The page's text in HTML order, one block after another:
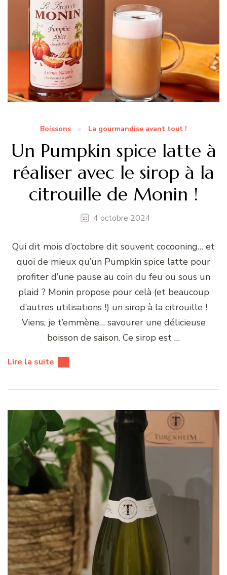
Boissons La gourmandise avant tout !
Un Pumpkin spice latte à
réaliser avec le sirop à la
citrouille de Monin !
4 octobre 2024
Qui dit mois d’octobre dit souvent cocooning… et
quoi de mieux qu’un Pumpkin spice latte pour
profiter d’une pause au coin du feu ou sous un
plaid ? Monin propose pour celà (et beaucoup
d’autres utilisations !) un sirop à la citrouille !
Viens, je t’emmène… savourer une délicieuse
boisson de saison. Ce sirop est …
Lire la suite